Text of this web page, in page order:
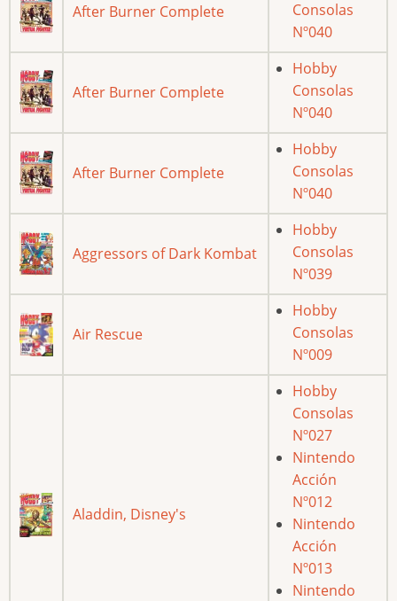
After Burner Complete
Consolas
Nº040
After Burner Complete
Hobby
Consolas
Nº040
After Burner Complete
Hobby
Consolas
Nº040
Aggressors of Dark Kombat
Hobby
Consolas
Nº039
Air Rescue
Hobby
Consolas
Nº009
Aladdin, Disney's
Hobby
Consolas
Nº027
Nintendo
Acción
Nº012
Nintendo
Acción
Nº013
Nintendo